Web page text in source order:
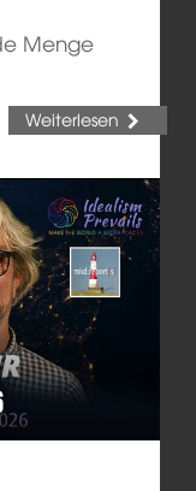
Menge
Weiterlesen